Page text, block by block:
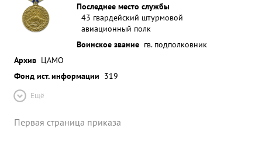
Последнее место службы
43 гвардейский штурмовой
авиационный полк
Воинское звание гв. подполковник
Архив ЦАМО
Фонд ист. информации 319
Ещё
Первая страница приказа